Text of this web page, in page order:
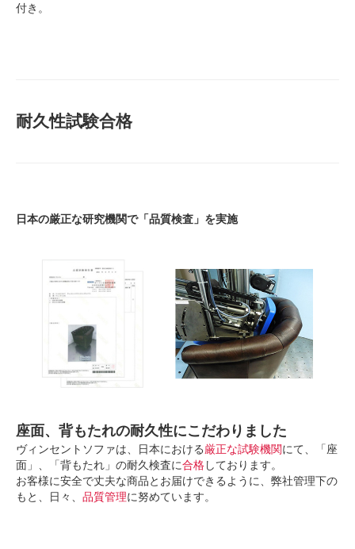
付き。
耐久性試験合格
日本の厳正な研究機関で「品質検査」を実施
座面、背もたれの耐久性にこだわりました
ヴィンセントソファは、日本における厳正な試験機関にて、「座
面」、「背もたれ」の耐久検査に合格しております。
お客様に安全で丈夫な商品とお届けできるように、弊社管理下の
もと、日々、 品質管理に努めています。